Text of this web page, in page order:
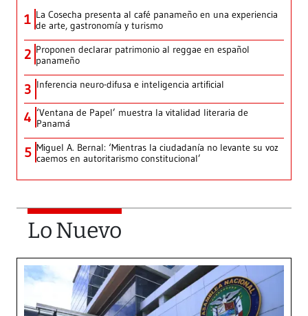
1 La Cosecha presenta al café panameño en una experiencia
de arte, gastronomía y turismo
2 Proponen declarar patrimonio al reggae en español
panameño
3 Inferencia neuro-difusa e inteligencia artificial
4 ‘Ventana de Papel’ muestra la vitalidad literaria de
Panamá
5 Miguel A. Bernal: ‘Mientras la ciudadanía no levante su voz
caemos en autoritarismo constitucional’
Lo Nuevo